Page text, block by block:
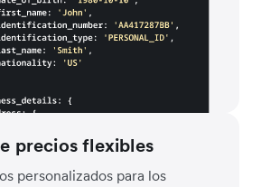
precios flexibles
personalizados para los